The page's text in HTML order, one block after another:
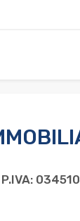
P.IVA: